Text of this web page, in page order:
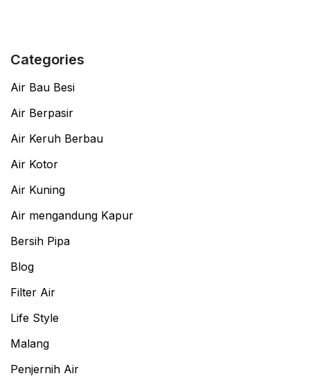
Categories
Air Bau Besi
Air Berpasir
Air Keruh Berbau
Air Kotor
Air Kuning
Air mengandung Kapur
Bersih Pipa
Blog
Filter Air
Life Style
Malang
Penjernih Air